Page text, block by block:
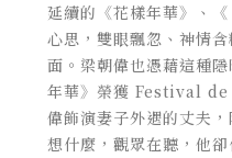
延續的《花樣年華》、
心思，雙眼飄忽、神情
面。梁朝偉也憑藉這種
年華》榮獲 Festival de
偉飾演妻子外遇的丈夫
想什麼，觀眾在聽，他